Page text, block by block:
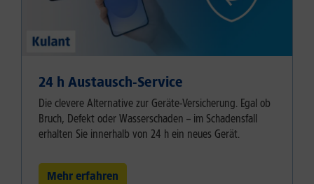
24 h Austausch-Service
Die clevere Alternative zur Geräte-Versicherung. Egal ob
Bruch, Defekt oder Wasserschaden – im Schadensfall
erhalten Sie innerhalb von 24 h ein neues Gerät.
Mehr erfahren